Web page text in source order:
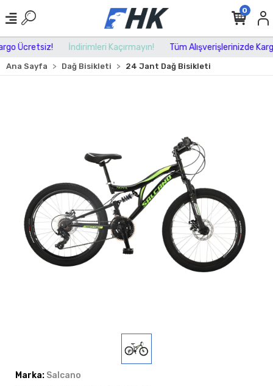
Ücretsiz! İndirimleri Kaçırmayın! Tüm Alışverişlerinizde
0
Ana Sayfa Dağ Bisikleti 24 Jant Dağ Bisikleti
Marka: Salcano